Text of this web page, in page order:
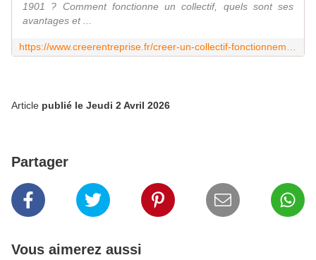
1901 ? Comment fonctionne un collectif, quels sont ses
avantages et ...
Article publié le Jeudi 2 Avril 2026
Partager
Vous aimerez aussi